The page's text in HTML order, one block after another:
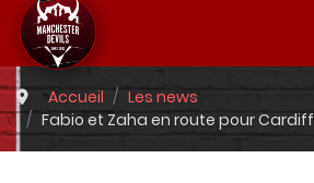
Accueil
Les news
Fabio et Zaha en route pour Cardiff